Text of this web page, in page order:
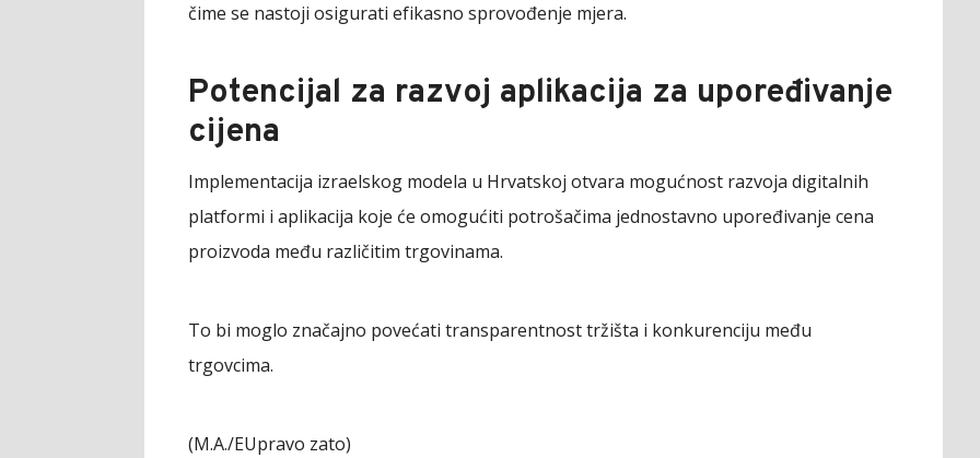
čime se nastoji osigurati efikasno sprovođenje mjera.
Potencijal za razvoj aplikacija za upoređivanje
cijena
Implementacija izraelskog modela u Hrvatskoj otvara mogućnost razvoja digitalnih
platformi i aplikacija koje će omogućiti potrošačima jednostavno upoređivanje cena
proizvoda među različitim trgovinama.
To bi moglo značajno povećati transparentnost tržišta i konkurenciju među
trgovcima.
(M.A./EUpravo zato)